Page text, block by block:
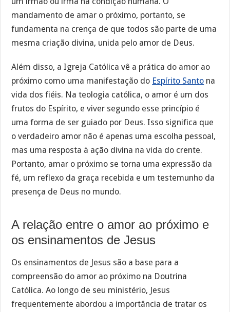
mandamento de amar o próximo, portanto, se
fundamenta na crença de que todos são parte de uma
mesma criação divina, unida pelo amor de Deus.
Além disso, a Igreja Católica vê a prática do amor ao
próximo como uma manifestação do Espírito Santo na
vida dos fiéis. Na teologia católica, o amor é um dos
frutos do Espírito, e viver segundo esse princípio é
uma forma de ser guiado por Deus. Isso significa que
o verdadeiro amor não é apenas uma escolha pessoal,
mas uma resposta à ação divina na vida do crente.
Portanto, amar o próximo se torna uma expressão da
fé, um reflexo da graça recebida e um testemunho da
presença de Deus no mundo.
A relação entre o amor ao próximo e
os ensinamentos de Jesus
Os ensinamentos de Jesus são a base para a
compreensão do amor ao próximo na Doutrina
Católica. Ao longo de seu ministério, Jesus
frequentemente abordou a importância de tratar os